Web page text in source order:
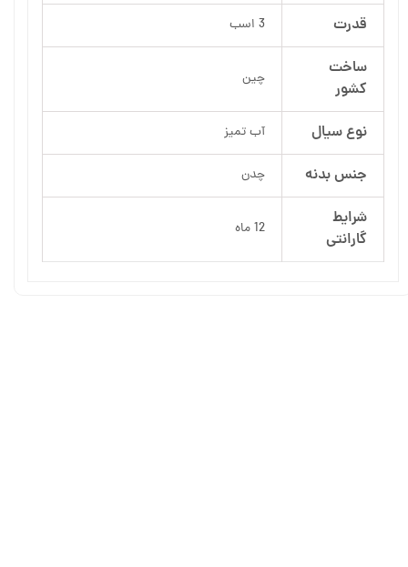
قدرت 3 اسب
ساخت
کشور
چین
نوع سیال آب تمیز
جنس بدنه چدن
شرایط
گارانتی
12 ماه